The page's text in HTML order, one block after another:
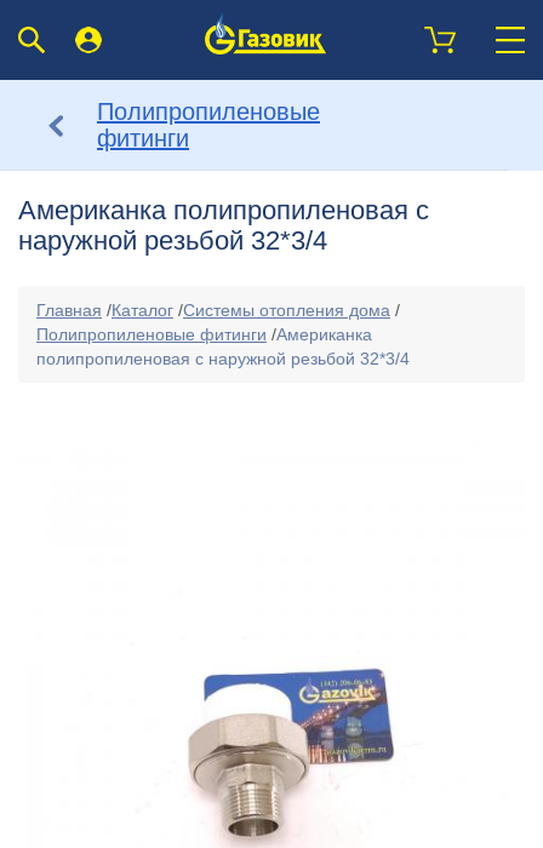
Полипропиленовые
фитинги
Американка полипропиленовая с
наружной резьбой 32*3/4
Главная /Каталог /Системы отопления дома /
Полипропиленовые фитинги /Американка
полипропиленовая с наружной резьбой 32*3/4